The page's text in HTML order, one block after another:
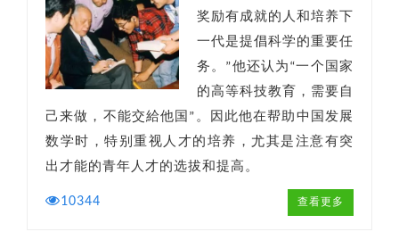
奖励有成就的人和培养下
一代是提倡科学的重要任
务。”他还认为“一个国家
的高等科技教育，需要自
己来做，不能交給他国”。因此他在帮助中国发展
数学时，特别重视人才的培养，尤其是注意有突
出才能的青年人才的选拔和提高。
10344 查看更多